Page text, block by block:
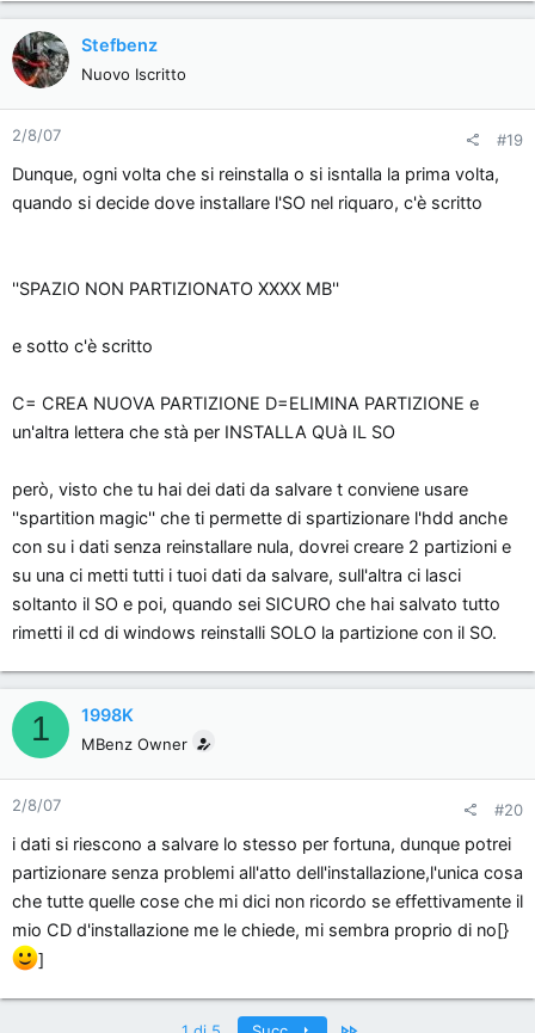
Stefbenz
Nuovo Iscritto
2/8/07 #19
Dunque, ogni volta che si reinstalla o si isntalla la prima volta,
quando si decide dove installare l'SO nel riquaro, c'è scritto
''SPAZIO NON PARTIZIONATO XXXX MB''
e sotto c'è scritto
C= CREA NUOVA PARTIZIONE D=ELIMINA PARTIZIONE e
un'altra lettera che stà per INSTALLA QUà IL SO
però, visto che tu hai dei dati da salvare t conviene usare
''spartition magic'' che ti permette di spartizionare l'hdd anche
con su i dati senza reinstallare nula, dovrei creare 2 partizioni e
su una ci metti tutti i tuoi dati da salvare, sull'altra ci lasci
soltanto il SO e poi, quando sei SICURO che hai salvato tutto
rimetti il cd di windows reinstalli SOLO la partizione con il SO.
1 1998K
MBenz Owner
2/8/07 #20
i dati si riescono a salvare lo stesso per fortuna, dunque potrei
partizionare senza problemi all'atto dell'installazione,l'unica cosa
che tutte quelle cose che mi dici non ricordo se effettivamente il
mio CD d'installazione me le chiede, mi sembra proprio di no[}
]